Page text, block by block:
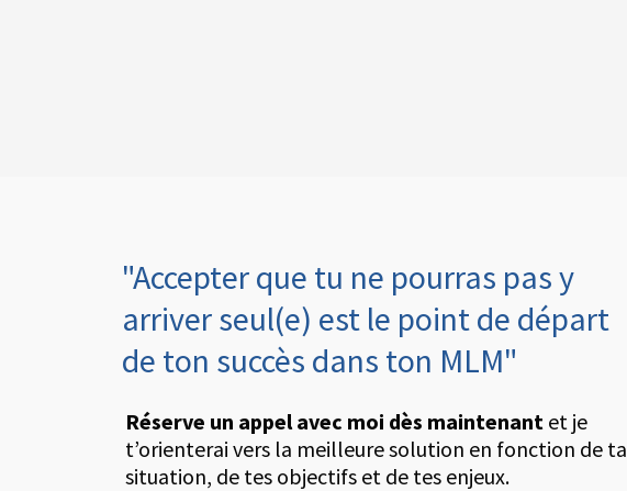
"Accepter que tu ne pourras pas y
arriver seul(e) est le point de départ
de ton succès dans ton MLM"
Réserve un appel avec moi dès maintenantet je
t’orienterai vers la meilleure solution en fonction de ta
situation, de tes objectifs et de tes enjeux.